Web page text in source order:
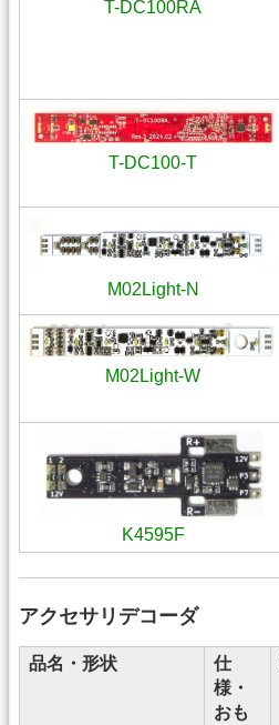
T-DC100RA
T-DC100-T
M02Light-N
M02Light-W
K4595F
アクセサリデコーダ
品名・形状
仕
様・
おも